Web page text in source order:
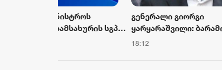
გენერალი გიორგი
ყარყარაშვილი: ბარამიძის
ინტერვიუ არის სამარცხვინო,